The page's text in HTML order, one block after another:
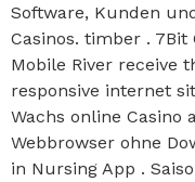
Software, Kunden
Casinos. timber . 7Bit
Mobile River receive
responsive internet
Wachs online Casino
Webbrowser ohne
in Nursing App .